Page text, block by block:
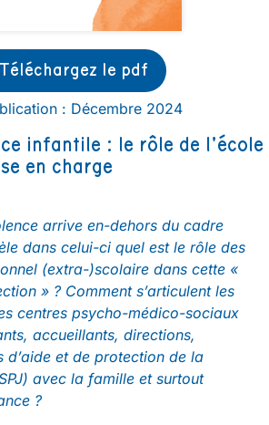
Téléchargez le pdf
: Décembre 2024
infantile : le rôle de l’école
en charge
arrive en-dehors du cadre
dans celui-ci quel est le rôle des
(extra-)scolaire dans cette «
» ? Comment s’articulent les
centres psycho-médico-sociaux
accueillants, directions,
d’aide et de protection de la
avec la famille et surtout
?